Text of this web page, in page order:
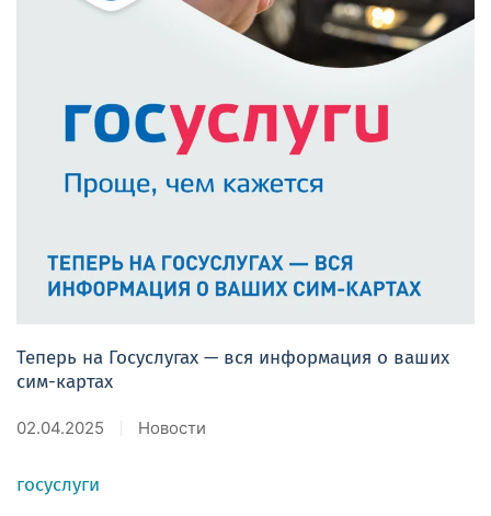
Теперь на Госуслугах — вся информация о ваших
сим-картах
02.04.2025 Новости
госуслуги